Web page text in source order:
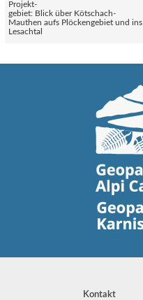
Projekt-
gebiet: Blick über Kötschach-
Mauthen aufs Plöckengebiet und ins
Lesachtal
Kontakt